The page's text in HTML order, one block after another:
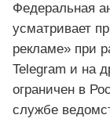
Федеральная
усматривает
рекламе» при
Telegram и на
ограничен в
службе